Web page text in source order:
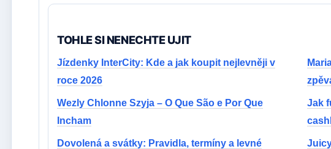
TOHLE SI NENECHTE UJIT
Jízdenky InterCity: Kde a jak koupit nejlevněji v
roce 2026
Wezly Chlonne Szyja – O Que São e Por Que
Incham
Jak
Dovolená a svátky: Pravidla, termíny a levné